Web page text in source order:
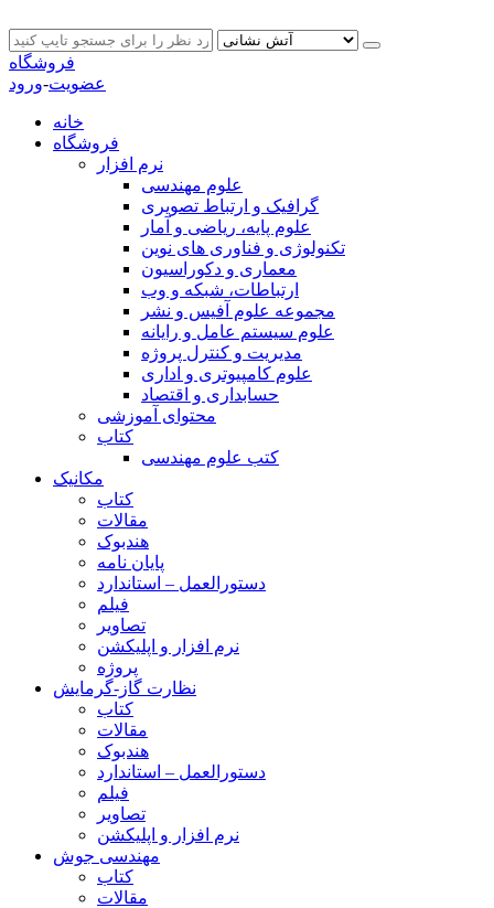
فروشگاه
عضویت-ورود
خانه
فروشگاه
نرم افزار
علوم مهندسی
گرافیک و ارتباط تصویری
علوم پایه، ریاضی و آمار
تکنولوژی و فناوری های نوین
معماری و دکوراسیون
ارتباطات، شبکه و وب
مجموعه علوم آفیس و نشر
علوم سیستم عامل و رایانه
مدیریت و کنترل پروژه
علوم کامپیوتری و اداری
حسابداری و اقتصاد
محتوای آموزشی
کتاب
کتب علوم مهندسی
مکانیک
کتاب
مقالات
هندبوک
پایان نامه
دستورالعمل – استاندارد
فیلم
تصاویر
نرم افزار و اپلیکشن
پروژه
نظارت گاز-گرمایش
کتاب
مقالات
هندبوک
دستورالعمل – استاندارد
فیلم
تصاویر
نرم افزار و اپلیکشن
مهندسی جوش
کتاب
مقالات